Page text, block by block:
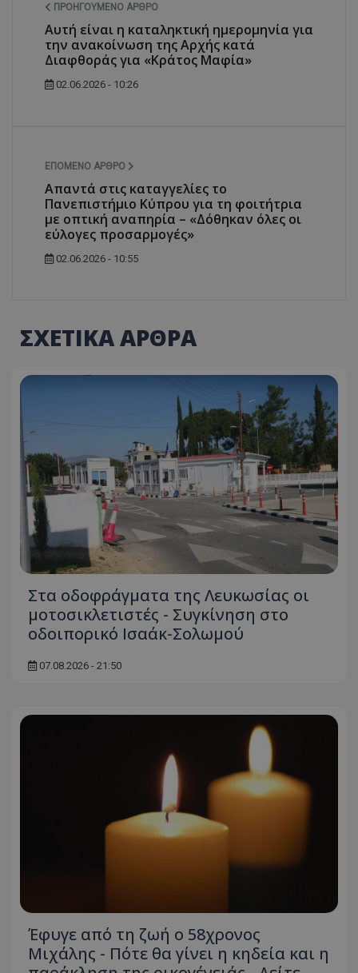
ΠΡΟΗΓΟΎΜΕΝΟ ΆΡΘΡΟ
Αυτή είναι η καταληκτική ημερομηνία για
την ανακοίνωση της Αρχής κατά
Διαφθοράς για «Κράτος Μαφία»
02.06.2026 - 10:26
ΕΠΌΜΕΝΟ ΆΡΘΡΟ
Απαντά στις καταγγελίες το
Πανεπιστήμιο Κύπρου για τη φοιτήτρια
με οπτική αναπηρία – «Δόθηκαν όλες οι
εύλογες προσαρμογές»
02.06.2026 - 10:55
ΣΧΕΤΙΚΑ ΑΡΘΡΑ
Στα οδοφράγματα της Λευκωσίας οι
μοτοσικλετιστές - Συγκίνηση στο
οδοιπορικό Ισαάκ-Σολωμού
07.08.2026 - 21:50
Έφυγε από τη ζωή ο 58χρονος
Μιχάλης - Πότε θα γίνει η κηδεία και η